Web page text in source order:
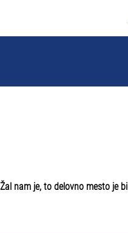
Žal nam je, to delovno mesto je